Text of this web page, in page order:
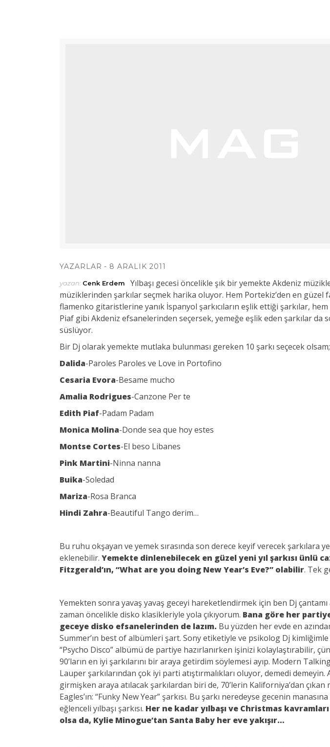
YAZARLAR 8 ARALIK 2011
yazan: Cenk Erdem
Yılbaşı gecesi öncelikle şık bir yemekte Akdeniz
müziklerinden şarkılar seçmek harika oluyor. Hem Portekiz’den en güzel
flamenko gitaristlerine yanık İspanyol şarkıcıların eşlik ettiği şarkılar,
Piaf gibi Akdeniz efsanelerinden seçersek, yemeğe eşlik eden şarkılar da
süslüyor.
Bir Dj olarak yemekte mutlaka bulunması gereken 10 şarkı seçecek olsam;
Dalida-Paroles Paroles ve Love in Portofino
Cesaria Evora-Besame mucho
Amalia Rodrigues-Canzone Per te
Edith Piaf-Padam Padam
Monica Molina-Donde sea que hoy estes
Montse Cortes-El beso Libanes
Pink Martini-Ninna nanna
Buika-Soledad
Mariza-Rosa Branca
Hindi Zahra-Beautiful Tango derim…
Bu ruhu okşayan ve yemek sırasında son derece keyif verecek şarkılara
eklenebilir. Yemekte dinlenebilecek en güzel yeni yıl şarkısı ünlü
Fitzgerald’ın, “What are you doing New Year’s Eve?” olabilir. Tek
Yemekten sonra yavaş yavaş geceyi hareketlendirmek için ben Dj çantamı
zaman öncelikle disko klasikleriyle yola çıkıyorum. Bana göre her
geceye disko efsanelerinden de lazım. Bu yüzden her evde en
Summer’ın best of albümleri şart. Sony etiketiyle ve psikolog Dj kimliğimle
“Psycho Disco” albümü de partiye hazırlanırken işinizi kolaylaştırabilir,
90’ların en iyi şarkılarını bir araya getirdim söylemesi ayıp. Modern
Lauper şarkılarından çok iyi parti atıştırmalıkları oluyor, demedi demeyin.
girmişken araya atılacak şarkılardan biri de, 70’lerin Kaliforniya’dan
Eagles’ın: “Funky New Year” şarkısı. Bu şarkı neredeyse gecenin
eğlenceli yılbaşı şarkısı. Her ne kadar yılbaşı ve Christmas
olsa da, Kylie Minogue’tan Santa Baby her eve yakışır…